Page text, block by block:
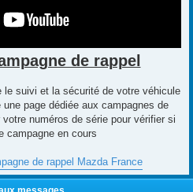
de rappel
le suivi et la sécurité de votre véhicule
page dédiée aux campagnes de
numéros de série pour vérifier si
campagne en cours
de rappel Mazda France